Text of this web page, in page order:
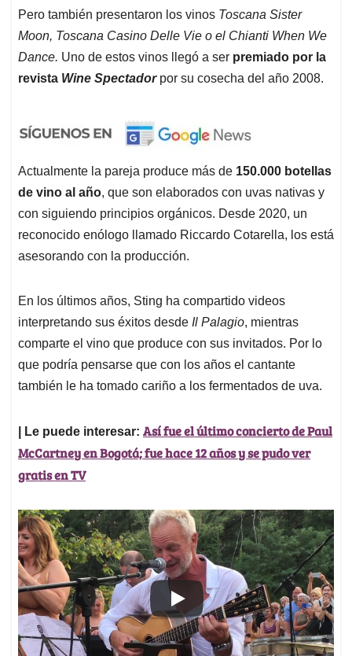
Pero también presentaron los vinos Toscana Sister
Moon, Toscana Casino Delle Vie o el Chianti When We
Dance. Uno de estos vinos llegó a ser premiado por la
revista Wine Spectador por su cosecha del año 2008.
Actualmente la pareja produce más de 150.000 botellas
de vino al año, que son elaborados con uvas nativas y
con siguiendo principios orgánicos. Desde 2020, un
reconocido enólogo llamado Riccardo Cotarella, los está
asesorando con la producción.
En los últimos años, Sting ha compartido videos
interpretando sus éxitos desde Il Palagio, mientras
comparte el vino que produce con sus invitados. Por lo
que podría pensarse que con los años el cantante
también le ha tomado cariño a los fermentados de uva.
| Le puede interesar: Así fue el último concierto de Paul
McCartney en Bogotá; fue hace 12 años y se pudo ver
gratis en TV